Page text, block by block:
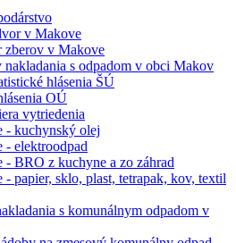
v Makove
zberov v Makove
nakladania s odpadom v obci Makov
hlásenia ŠÚ
OÚ
vytriedenia
- kuchynský olej
- elektroodpad
- BRO z kuchyne a zo záhrad
- papier, sklo, plast, tetrapak, kov, textil
s komunálnym odpadom v